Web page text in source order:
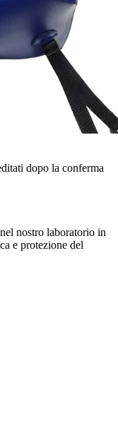
dopo la conferma
nostro laboratorio in
e protezione del